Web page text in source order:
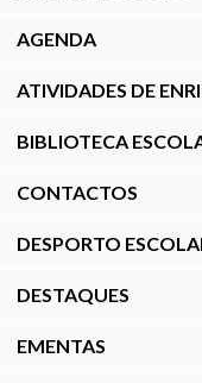
AGENDA
ATIVIDADES DE
BIBLIOTECA
CONTACTOS
DESPORTO
DESTAQUES
EMENTAS